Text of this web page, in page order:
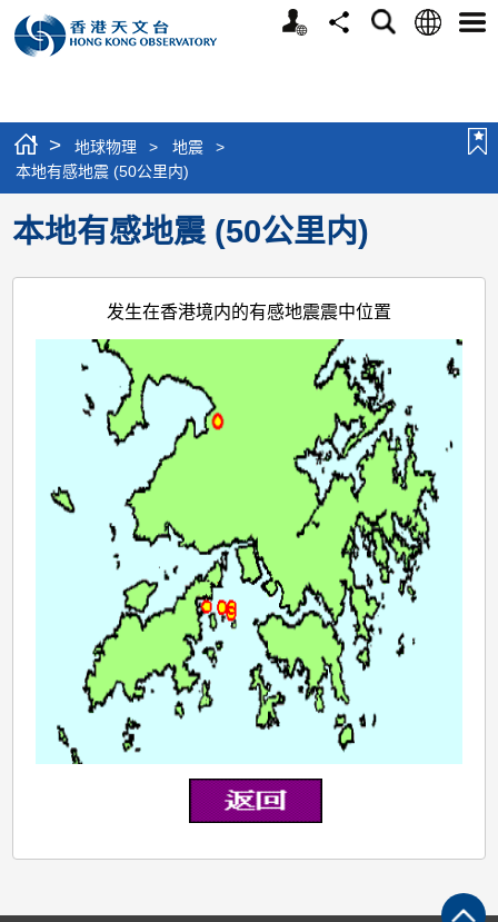
个
分
搜
语
选
> 地球物理 > 地震
>
本地有感地震 (50公里内)
本地有感地震 (50公里内)
发生在香港境内的有感地震震中位置